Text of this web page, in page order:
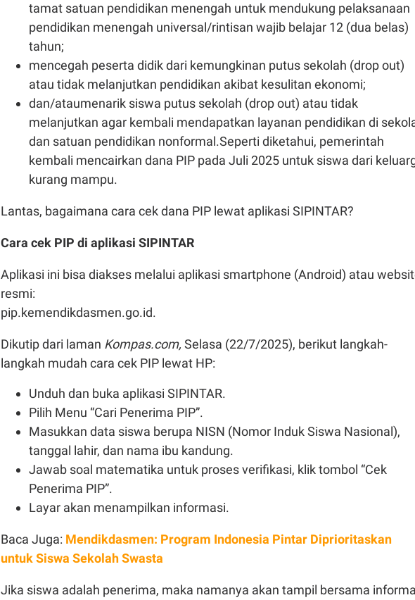
tamat satuan pendidikan menengah untuk mendukung pelaksanaan
pendidikan menengah universal/rintisan wajib belajar 12 (dua belas)
tahun;
mencegah peserta didik dari kemungkinan putus sekolah (drop out)
atau tidak melanjutkan pendidikan akibat kesulitan ekonomi;
dan/ataumenarik siswa putus sekolah (drop out) atau tidak
melanjutkan agar kembali mendapatkan layanan pendidikan di
dan satuan pendidikan nonformal.Seperti diketahui, pemerintah
kembali mencairkan dana PIP pada Juli 2025 untuk siswa dari
kurang mampu.
Lantas, bagaimana cara cek dana PIP lewat aplikasi SIPINTAR?
Cara cek PIP di aplikasi SIPINTAR
Aplikasi ini bisa diakses melalui aplikasi smartphone (Android) atau
resmi:
pip.kemendikdasmen.go.id.
Dikutip dari laman Kompas.com, Selasa (22/7/2025), berikut langkah-
langkah mudah cara cek PIP lewat HP:
Unduh dan buka aplikasi SIPINTAR.
Pilih Menu “Cari Penerima PIP”.
Masukkan data siswa berupa NISN (Nomor Induk Siswa Nasional),
tanggal lahir, dan nama ibu kandung.
Jawab soal matematika untuk proses verifikasi, klik tombol “Cek
Penerima PIP”.
Layar akan menampilkan informasi.
Baca Juga: Mendikdasmen: Program Indonesia Pintar Diprioritaskan
untuk Siswa Sekolah Swasta
Jika siswa adalah penerima, maka namanya akan tampil bersama